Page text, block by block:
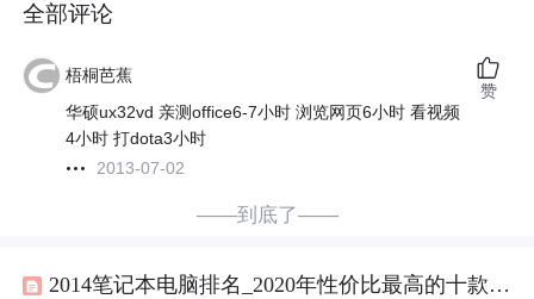
全部评论
梧桐芭蕉
华硕ux32vd 亲测office6-7小时 浏览网页6小时 看视频
4小时 打dota3小时
2013-07-02
赞
——到底了——
2014笔记本电脑排名_2020年性价比最高的十款笔记本电脑推荐